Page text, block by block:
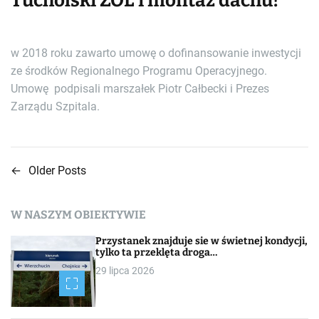
w 2018 roku zawarto umowę o dofinansowanie inwestycji
ze środków Regionalnego Programu Operacyjnego.
Umowę podpisali marszałek Piotr Całbecki i Prezes
Zarządu Szpitala.
N
i
g
a
← Older Posts
W NASZYM OBIEKTYWIE
Przystanek znajduje sie w świetnej kondycji,
tylko ta przeklęta droga…
29 lipca 2026